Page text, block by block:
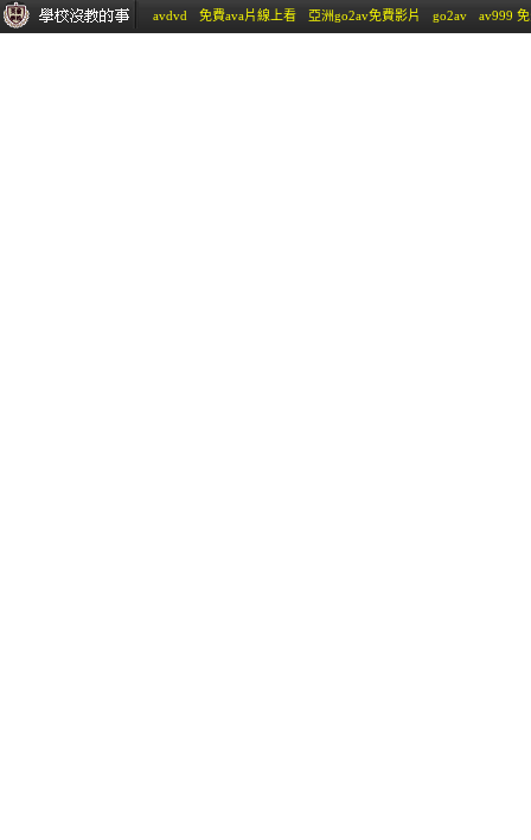
avdvd 免費ava片線上看 亞洲go2av免費影片 go2av av999